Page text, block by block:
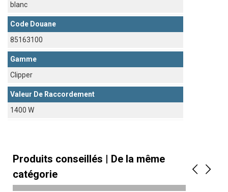
blanc
Code Douane
85163100
Gamme
Clipper
Valeur De Raccordement
1400 W
Produits conseillés | De la même
catégorie